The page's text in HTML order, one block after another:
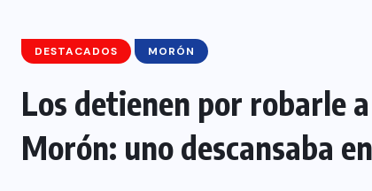
DESTACADOS MORÓN
Los detienen por robarle
Morón: uno descansaba